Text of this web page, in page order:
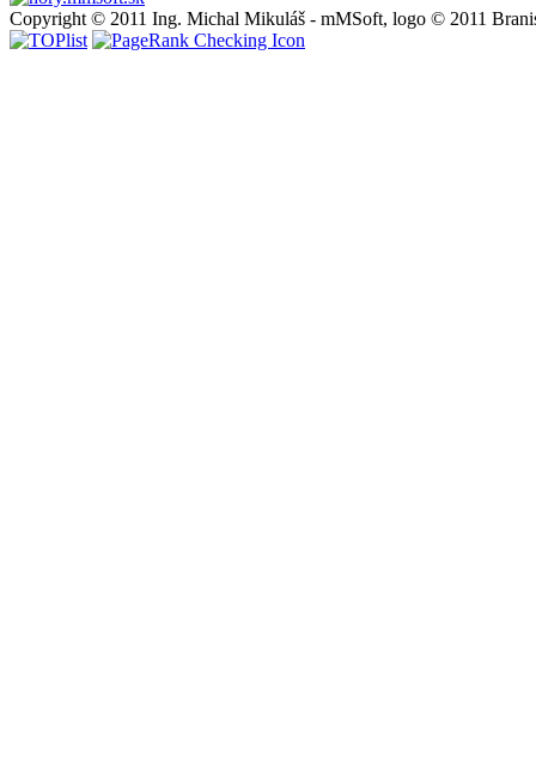
Copyright © 2011 Ing. Michal Mikuláš - mMSoft, logo © 2011